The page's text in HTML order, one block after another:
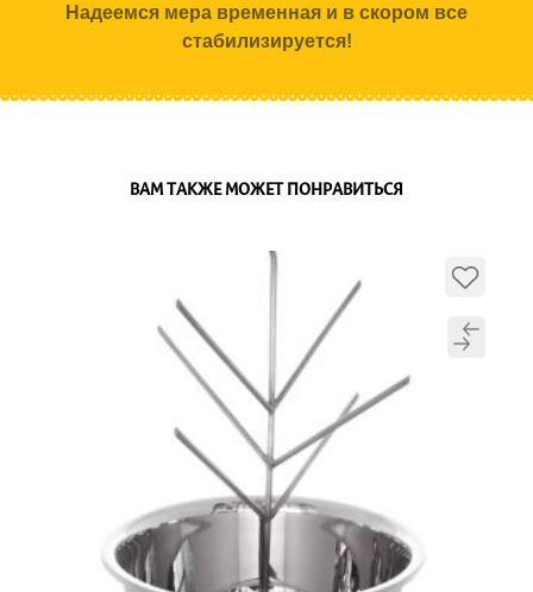
Надеемся мера временная и в скором все
стабилизируется!
ВАМ ТАКЖЕ МОЖЕТ ПОНРАВИТЬСЯ